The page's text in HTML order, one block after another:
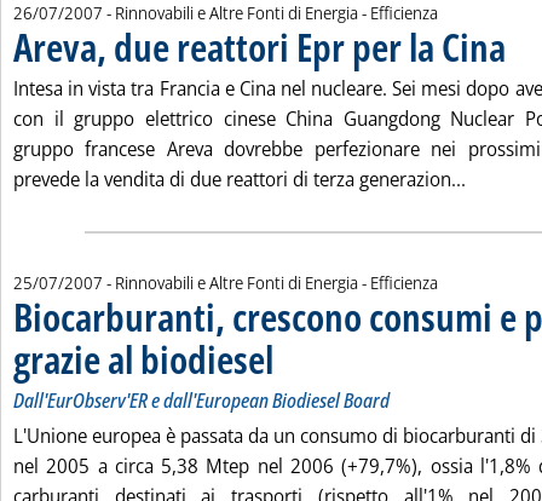
26/07/2007 - Rinnovabili e Altre Fonti di Energia - Efficienza
Areva, due reattori Epr per la Cina
Intesa in vista tra Francia e Cina nel nucleare. Sei mesi dopo
con il gruppo elettrico cinese China Guangdong Nuclear
gruppo francese Areva dovrebbe perfezionare nei
prevede la vendita di due reattori di terza generazion...
25/07/2007 - Rinnovabili e Altre Fonti di Energia - Efficienza
Biocarburanti, crescono consumi e
grazie al biodiesel . Sottotitolo: Dall'EurObserv'ER e
. Pubblicata mercoledì 25 luglio 2007 alle
Dall'EurObserv'ER e dall'European Biodiesel Board
L'Unione europea è passata da un consumo di biocarburanti
nel 2005 a circa 5,38 Mtep nel 2006 (+79,7%), ossia